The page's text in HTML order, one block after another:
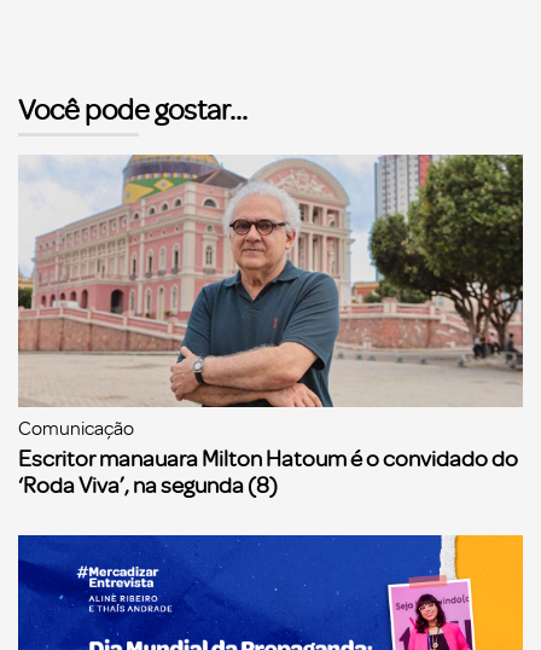
Você pode gostar...
Comunicação
Escritor manauara Milton Hatoum é o convidado do
‘Roda Viva’, na segunda (8)